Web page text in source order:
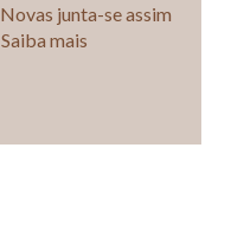
junta-se assim
mais